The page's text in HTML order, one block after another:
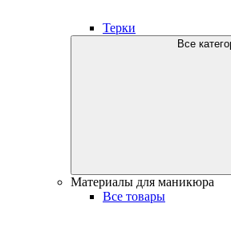
Терки
Все
Материалы для маникюра
Все товары